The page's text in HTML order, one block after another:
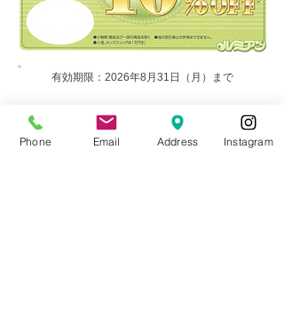
有効期限：2026年8月31日（月）まで
ホームページをご覧いただき来店・ご購入い
ただきました方は​通常価格より10%割引きさ
せていただきます。
Phone Email Address Instagram